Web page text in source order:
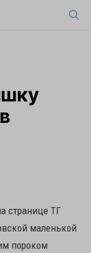
странице ТГ
маленькой
пороком